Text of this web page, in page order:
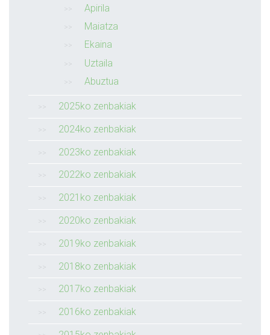
Apirila
Maiatza
Ekaina
Uztaila
Abuztua
2025ko zenbakiak
2024ko zenbakiak
2023ko zenbakiak
2022ko zenbakiak
2021ko zenbakiak
2020ko zenbakiak
2019ko zenbakiak
2018ko zenbakiak
2017ko zenbakiak
2016ko zenbakiak